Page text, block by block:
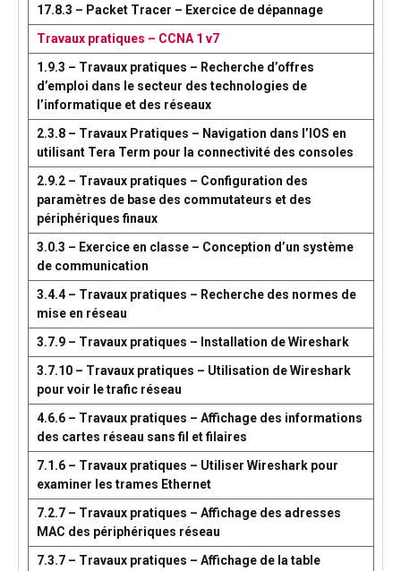
17.8.3 – Packet Tracer – Exercice de dépannage
Travaux pratiques – CCNA 1 v7
1.9.3 – Travaux pratiques – Recherche d’offres
d’emploi dans le secteur des technologies de
l’informatique et des réseaux
2.3.8 – Travaux Pratiques – Navigation dans l’IOS en
utilisant Tera Term pour la connectivité des consoles
2.9.2 – Travaux pratiques – Configuration des
paramètres de base des commutateurs et des
périphériques finaux
3.0.3 – Exercice en classe – Conception d’un système
de communication
3.4.4 – Travaux pratiques – Recherche des normes de
mise en réseau
3.7.9 – Travaux pratiques – Installation de Wireshark
3.7.10 – Travaux pratiques – Utilisation de Wireshark
pour voir le trafic réseau
4.6.6 – Travaux pratiques – Affichage des informations
des cartes réseau sans fil et filaires
7.1.6 – Travaux pratiques – Utiliser Wireshark pour
examiner les trames Ethernet
7.2.7 – Travaux pratiques – Affichage des adresses
MAC des périphériques réseau
7.3.7 – Travaux pratiques – Affichage de la table